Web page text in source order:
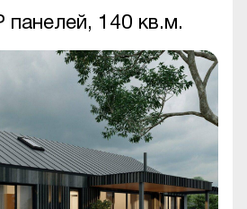
панелей, 140 кв.м.